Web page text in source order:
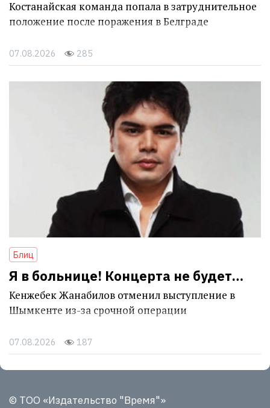
Костанайская команда попала в затруднительное
положение после поражения в Белграде
07.08.2026 285
Блиц
Я в больнице! Концерта не будет…
Кенжебек Жанабилов отменил выступление в
Шымкенте из-за срочной операции
07.08.2026 187
© ТОО «Издательство "Время"»